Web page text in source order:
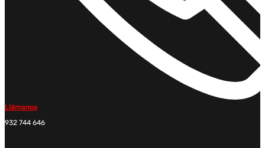
Llámanos
932 744 646